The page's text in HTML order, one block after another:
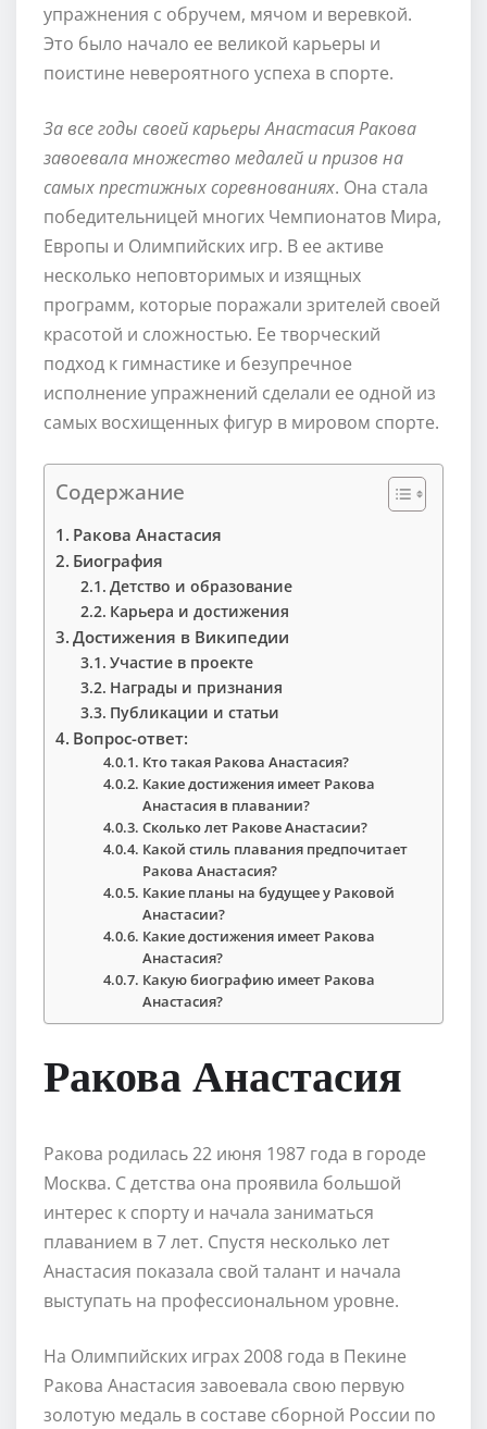
упражнения с обручем, мячом и веревкой.
Это было начало ее великой карьеры и
поистине невероятного успеха в спорте.
За все годы своей карьеры Анастасия Ракова
завоевала множество медалей и призов на
самых престижных соревнованиях. Она стала
победительницей многих Чемпионатов Мира,
Европы и Олимпийских игр. В ее активе
несколько неповторимых и изящных
программ, которые поражали зрителей своей
красотой и сложностью. Ее творческий
подход к гимнастике и безупречное
исполнение упражнений сделали ее одной из
самых восхищенных фигур в мировом спорте.
Содержание
Ракова Анастасия
Биография
Детство и образование
Карьера и достижения
Достижения в Википедии
Участие в проекте
Награды и признания
Публикации и статьи
Вопрос-ответ:
Кто такая Ракова Анастасия?
Какие достижения имеет Ракова
Анастасия в плавании?
Сколько лет Ракове Анастасии?
Какой стиль плавания предпочитает
Ракова Анастасия?
Какие планы на будущее у Раковой
Анастасии?
Какие достижения имеет Ракова
Анастасия?
Какую биографию имеет Ракова
Анастасия?
Ракова Анастасия
Ракова родилась 22 июня 1987 года в городе
Москва. С детства она проявила большой
интерес к спорту и начала заниматься
плаванием в 7 лет. Спустя несколько лет
Анастасия показала свой талант и начала
выступать на профессиональном уровне.
На Олимпийских играх 2008 года в Пекине
Ракова Анастасия завоевала свою первую
золотую медаль в составе сборной России по